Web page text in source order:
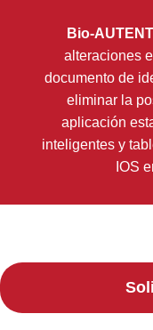
Bio-
alteraciones
documento de
eliminar la
aplicación
inteligentes y
IOS